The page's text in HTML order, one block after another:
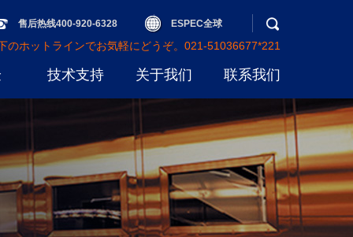
售后热线400-920-6328 ESPEC全球
のホットラインでお気軽にどうぞ。021-51036677*221
技术支持 关于我们 联系我们